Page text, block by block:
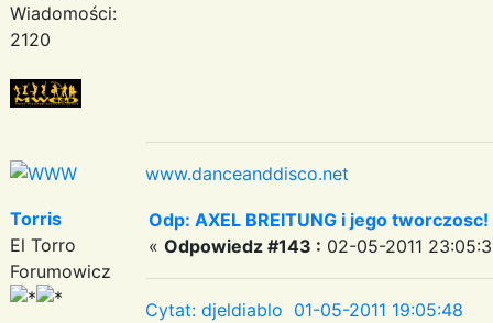
Wiadomości:
2120
www.danceanddisco.net
Torris
El Torro
Forumowicz
Odp: AXEL BREITUNG i jego
« Odpowiedz #143 : 02-05-2011
Cytat: djeldiablo 01-05-2011 19:05:48